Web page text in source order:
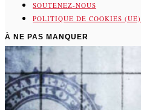
SOUTENEZ-NOUS
POLITIQUE DE COOKIES (UE)
À NE PAS MANQUER